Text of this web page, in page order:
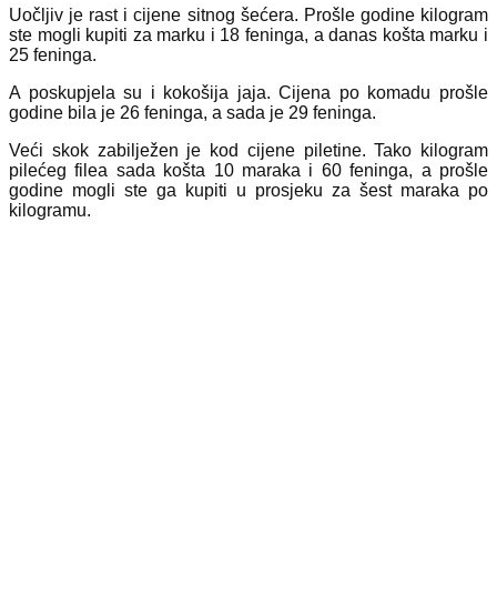
Uočljiv je rast i cijene sitnog šećera. Prošle godine kilogram
ste mogli kupiti za marku i 18 feninga, a danas košta marku i
25 feninga.
A poskupjela su i kokošija jaja. Cijena po komadu prošle
godine bila je 26 feninga, a sada je 29 feninga.
Veći skok zabilježen je kod cijene piletine. Tako kilogram
pilećeg filea sada košta 10 maraka i 60 feninga, a prošle
godine mogli ste ga kupiti u prosjeku za šest maraka po
kilogramu.